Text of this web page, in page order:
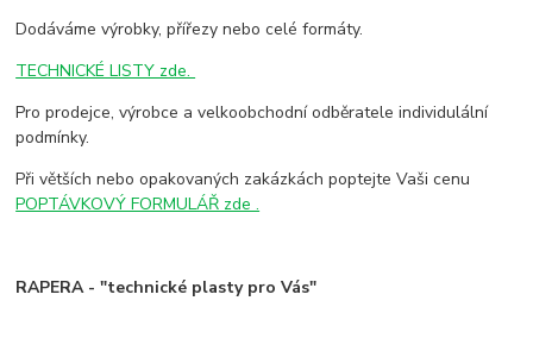
Dodáváme výrobky, přířezy nebo celé formáty.
TECHNICKÉ LISTY zde.
Pro prodejce, výrobce a velkoobchodní odběratele individulální
podmínky.
Při větších nebo opakovaných zakázkách poptejte Vaši cenu
POPTÁVKOVÝ FORMULÁŘ zde .
RAPERA - "technické plasty pro Vás"